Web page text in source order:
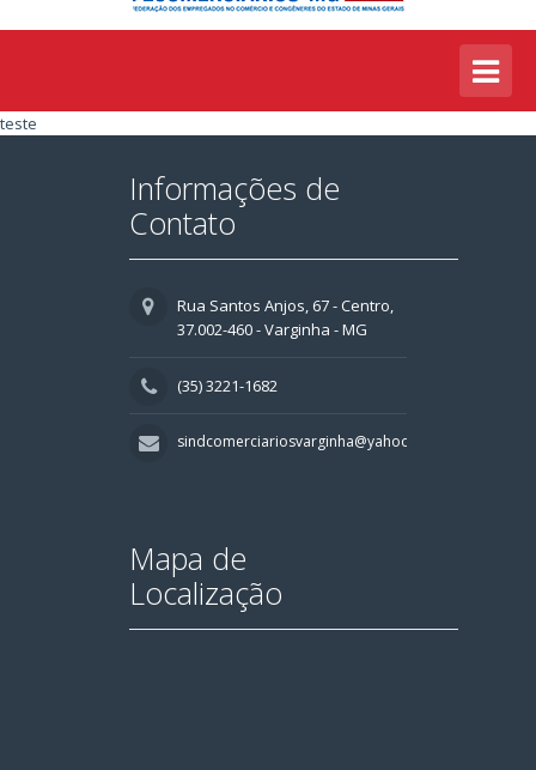
teste
Informações de
Contato
Rua Santos Anjos, 67 - Centro,
37.002-460 - Varginha - MG
(35) 3221-1682
sindcomerciariosvarginha@yahoo.com.br
Mapa de
Localização